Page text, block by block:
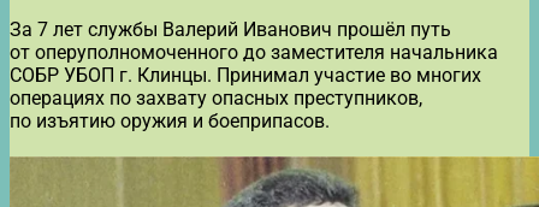
За 7 лет службы Валерий Иванович прошёл путь
от оперуполномоченного до заместителя начальника
СОБР УБОП г. Клинцы. Принимал участие во многих
операциях по захвату опасных преступников,
по изъятию оружия и боеприпасов.